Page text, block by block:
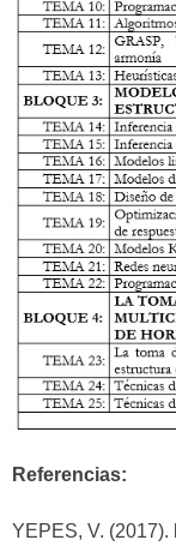
Referencias:
YEPES, V. (2017).